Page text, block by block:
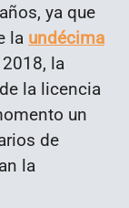
ya que
la undécima
la
la licencia
un
de
la